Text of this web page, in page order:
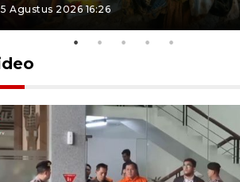
5 Agustus 2026 16:26